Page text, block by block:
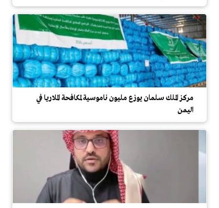
مركز الملك سلمان يوزع مليون ناموسية لمكافحة الملاريا في
اليمن